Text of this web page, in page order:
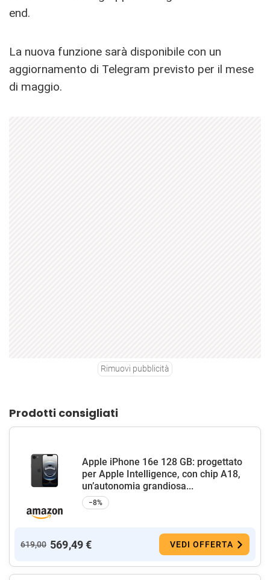
end.
La nuova funzione sarà disponibile con un
aggiornamento di Telegram previsto per il mese
di maggio.
Rimuovi pubblicità
Prodotti consigliati
Apple iPhone 16e 128 GB: progettato
per Apple Intelligence, con chip A18,
un’autonomia grandiosa...
−8%
619,00 569,49 € VEDI OFFERTA